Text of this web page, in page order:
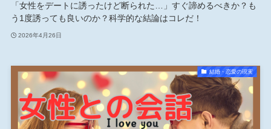
「女性をデートに誘ったけど断られた…」すぐ諦めるべきか？も
う1度誘っても良いのか？科学的な結論はコレだ！
2026年4月26日
結婚・恋愛の現実